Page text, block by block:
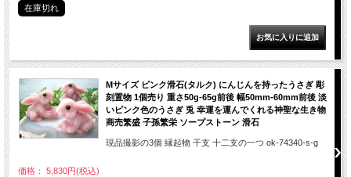
在庫切れ
Mサイズ ピンク滑石(タルク) にんじんを持ったうさぎ 彫
刻置物 1個売り 重さ50g-65g前後 幅50mm-60mm前後 淡
いピンク色のうさぎ 兎 幸運を運んでくれる神聖な生き物
商売繁盛 子孫繁栄 ソープストーン 滑石
現品撮影の3個 縁起物 干支 十二支の一つ ok-74340-s-g
価格： 5,830円(税込)